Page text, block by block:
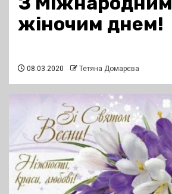
жіночим днем!
08.03.2020 Тетяна Домарєва